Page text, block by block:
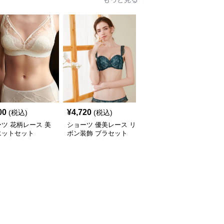
(税込)
ツ 花柄レース 美
トセット
¥4,720 (税込)
ショーツ 優美レース リ
ボン装飾 ブラセット